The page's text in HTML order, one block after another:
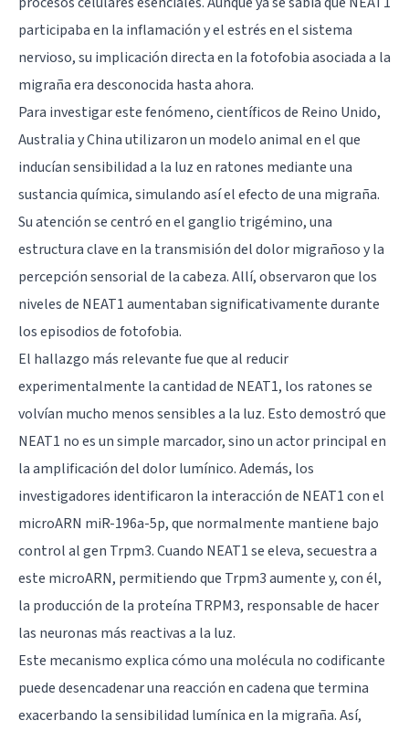
participaba en la inflamación y el estrés en el sistema
nervioso, su implicación directa en la fotofobia asociada a la
migraña era desconocida hasta ahora.
Para investigar este fenómeno, científicos de Reino Unido,
Australia y China utilizaron un modelo animal en el que
inducían sensibilidad a la luz en ratones mediante una
sustancia química, simulando así el efecto de una migraña.
Su atención se centró en el ganglio trigémino, una
estructura clave en la transmisión del dolor migrañoso y la
percepción sensorialde la cabeza. Allí, observaron que los
niveles de NEAT1 aumentaban significativamente durante
los episodios de fotofobia.
El hallazgo más relevante fue que al reducir
experimentalmente la cantidad de NEAT1, los ratones se
volvían mucho menos sensibles a la luz. Esto demostró que
NEAT1 no es un simple marcador, sino un actor principal en
la amplificación del dolor lumínico. Además, los
investigadores identificaron la interacción de NEAT1 con el
microARN miR-196a-5p, que normalmente mantiene bajo
control al gen Trpm3. Cuando NEAT1 se eleva, secuestra a
este microARN, permitiendo que Trpm3 aumente y, con él,
la producción de la proteína TRPM3, responsable de hacer
las neuronas más reactivas a la luz.
Este mecanismo explica cómo una molécula no codificante
puede desencadenar una reacción en cadena que termina
exacerbando la sensibilidad lumínica en la migraña. Así,